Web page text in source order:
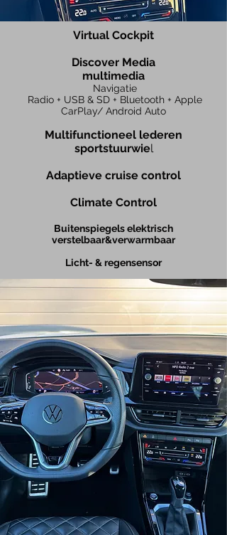
Virtual Cockpit
Discover Media
multimedia
Navigatie
Radio + USB & SD + Bluetooth + Apple
CarPlay/ Android Auto
Multifunctioneel lederen
sportstuurwiel
Adaptieve cruise control
Climate Control
Buitenspiegels elektrisch
verstelbaar&verwarmbaar
Licht- & regensensor